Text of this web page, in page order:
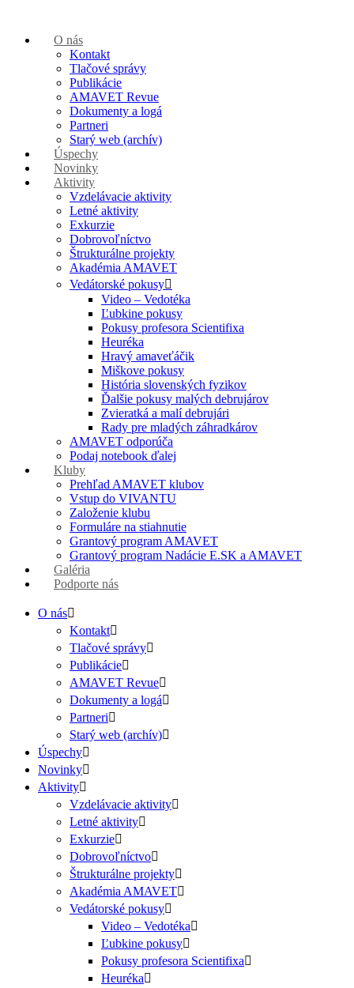
O nás
Kontakt
Tlačové správy
Publikácie
AMAVET Revue
Dokumenty a logá
Partneri
Starý web (archív)
Úspechy
Novinky
Aktivity
Vzdelávacie aktivity
Letné aktivity
Exkurzie
Dobrovoľníctvo
Štrukturálne projekty
Akadémia AMAVET
Vedátorské pokusy
Video – Vedotéka
Ľubkine pokusy
Pokusy profesora Scientifixa
Heuréka
Hravý amaveťáčik
Miškove pokusy
História slovenských fyzikov
Ďalšie pokusy malých debrujárov
Zvieratká a malí debrujári
Rady pre mladých záhradkárov
AMAVET odporúča
Podaj notebook ďalej
Kluby
Prehľad AMAVET klubov
Vstup do VIVANTU
Založenie klubu
Formuláre na stiahnutie
Grantový program AMAVET
Grantový program Nadácie E.SK a AMAVET
Galéria
Podporte nás
O nás
Kontakt
Tlačové správy
Publikácie
AMAVET Revue
Dokumenty a logá
Partneri
Starý web (archív)
Úspechy
Novinky
Aktivity
Vzdelávacie aktivity
Letné aktivity
Exkurzie
Dobrovoľníctvo
Štrukturálne projekty
Akadémia AMAVET
Vedátorské pokusy
Video – Vedotéka
Ľubkine pokusy
Pokusy profesora Scientifixa
Heuréka